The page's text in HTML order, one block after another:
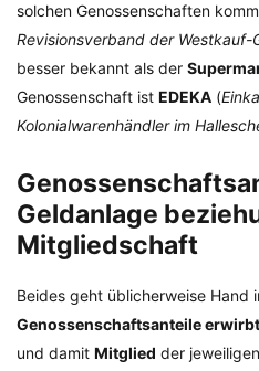
solchen Genossenschaften
Revisionsverband der Westkauf-
besser bekannt als der
Genossenschaft ist EDEKA (
Kolonialwarenhändler im
Geldanlage
Mitgliedschaft
Beides geht üblicherweise Hand
Genossenschaftsanteile erwirbt
und damit Mitglied der